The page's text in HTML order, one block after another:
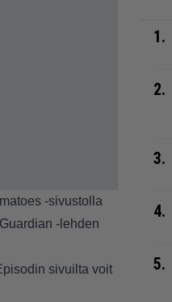
-sivustolla
-lehden
sivuilta voit
1.
2.
3.
4.
5.